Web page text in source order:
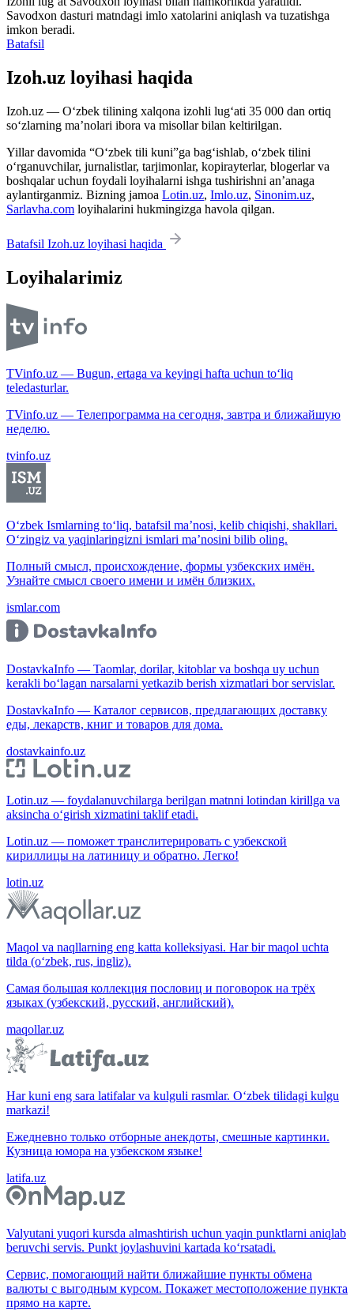
Savodxon dasturi matndagi imlo xatolarini aniqlash va tuzatishga
imkon beradi.
Batafsil
Izoh.uz loyihasi haqida
Izoh.uz — O‘zbek tilining xalqona izohli lug‘ati 35 000 dan ortiq
so‘zlarning ma’nolari ibora va misollar bilan keltirilgan.
Yillar davomida “O‘zbek tili kuni”ga bag‘ishlab, o‘zbek tilini
o‘rganuvchilar, jurnalistlar, tarjimonlar, kopirayterlar, blogerlar va
boshqalar uchun foydali loyihalarni ishga tushirishni an’anaga
aylantirganmiz. Bizning jamoa Lotin.uz, Imlo.uz, Sinonim.uz,
Sarlavha.com loyihalarini hukmingizga havola qilgan.
Batafsil Izoh.uz loyihasi haqida
Loyihalarimiz
TVinfo.uz — Bugun, ertaga va keyingi hafta uchun to‘liq
teledasturlar.
TVinfo.uz — Телепрограмма на сегодня, завтра и ближайшую
неделю.
tvinfo.uz
O‘zbek Ismlarning to‘liq, batafsil ma’nosi, kelib chiqishi, shakllari.
O‘zingiz va yaqinlaringizni ismlari ma’nosini bilib oling.
Полный смысл, происхождение, формы узбекских имён.
Узнайте смысл своего имени и имён близких.
ismlar.com
DostavkaInfo — Taomlar, dorilar, kitoblar va boshqa uy uchun
kerakli bo‘lagan narsalarni yetkazib berish xizmatlari bor servislar.
DostavkaInfo — Каталог сервисов, предлагающих доставку
еды, лекарств, книг и товаров для дома.
dostavkainfo.uz
Lotin.uz — foydalanuvchilarga berilgan matnni lotindan kirillga va
aksincha o‘girish xizmatini taklif etadi.
Lotin.uz — поможет транслитерировать с узбекской
кириллицы на латиницу и обратно. Легко!
lotin.uz
Maqol va naqllarning eng katta kolleksiyasi. Har bir maqol uchta
tilda (o‘zbek, rus, ingliz).
Самая большая коллекция пословиц и поговорок на трёх
языках (узбекский, русский, английский).
maqollar.uz
Har kuni eng sara latifalar va kulguli rasmlar. O‘zbek tilidagi kulgu
markazi!
Ежедневно только отборные анекдоты, смешные картинки.
Кузница юмора на узбекском языке!
latifa.uz
Valyutani yuqori kursda almashtirish uchun yaqin punktlarni aniqlab
beruvchi servis. Punkt joylashuvini kartada ko‘rsatadi.
Сервис, помогающий найти ближайшие пункты обмена
валюты с выгодным курсом. Покажет местоположение пункта
прямо на карте.